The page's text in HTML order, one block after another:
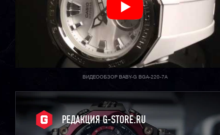
ВИДЕООБЗОР BABY-G BGA-220-7A
РЕДАКЦИЯ G-STORE.RU